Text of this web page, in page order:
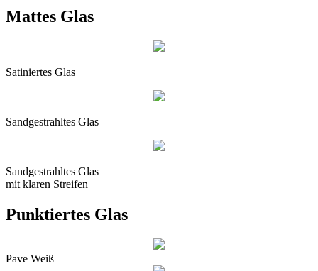
Mattes Glas
Satiniertes Glas
Sandgestrahltes Glas
Sandgestrahltes Glas
mit klaren Streifen
Punktiertes Glas
Pave Weiß